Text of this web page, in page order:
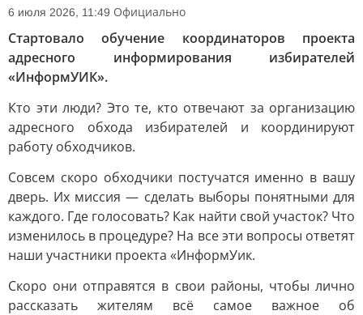
6 июля 2026, 11:49 Официально
Стартовало обучение координаторов проекта
адресного информирования избирателей
«ИнформУИК».
Кто эти люди? Это те, кто отвечают за организацию
адресного обхода избирателей и координируют
работу обходчиков.
Совсем скоро обходчики постучатся именно в вашу
дверь. Их миссия — сделать выборы понятными для
каждого. Где голосовать? Как найти свой участок? Что
изменилось в процедуре? На все эти вопросы ответят
наши участники проекта «ИнформУик.
Скоро они отправятся в свои районы, чтобы лично
рассказать жителям всё самое важное об